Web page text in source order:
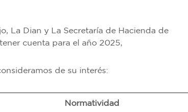
La Dian y La Secretaría de Hacienda de
cuenta para el año 2025,
de su interés:
Normatividad